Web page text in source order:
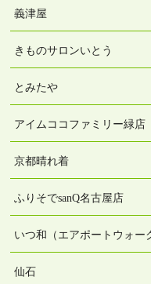
義津屋
きものサロンいとう
とみたや
アイムココファミリー緑店
京都晴れ着
ふりそでsanQ名古屋店
いつ和（エアポートウォー
仙石